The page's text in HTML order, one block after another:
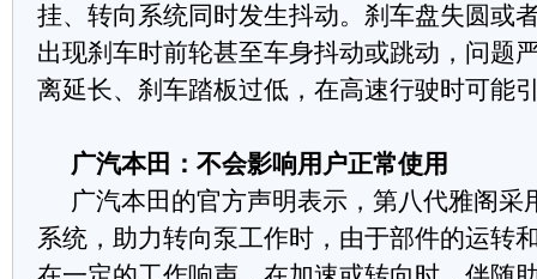
挂、转向系统同时发生抖动。刹车盘失圆或
出现刹车时前轮甚至车身抖动或跳动，问题
离延长、刹车踏板过低，在高速行驶时可能
广汽本田：不会影响用户正常使用
广汽本田的官方声明表示，第八代雅阁采
系统，助力转向泵工作时，由于部件的运转